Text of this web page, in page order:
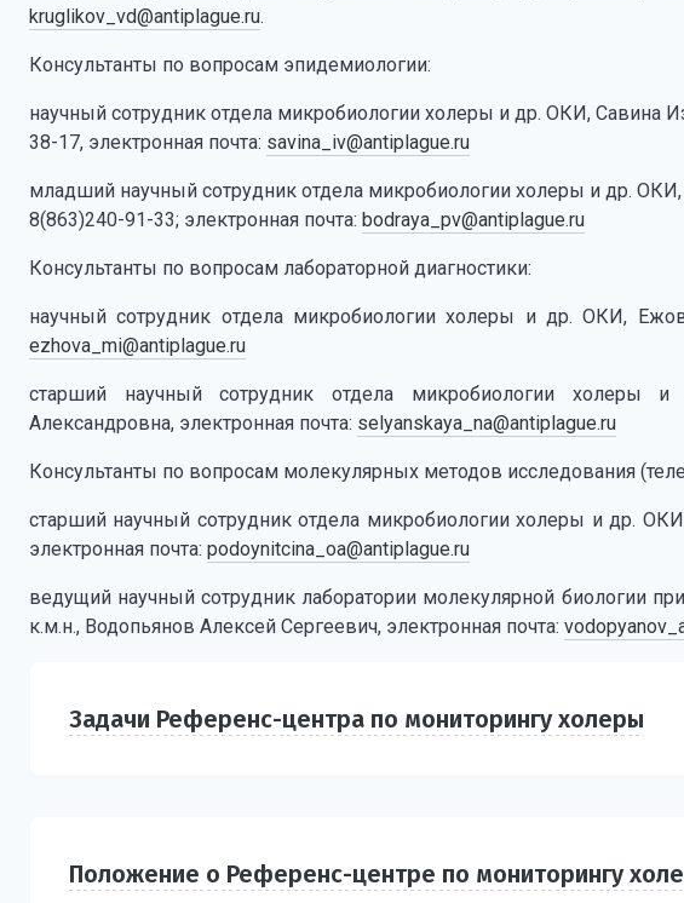
kruglikov_vd@antiplague.ru.
Консультанты по вопросам эпидемиологии:
научный сотрудник отдела микробиологии холеры и др. ОКИ, Савина
38-17, электронная почта: savina_iv@antiplague.ru
младший научный сотрудник отдела микробиологии холеры и др.
8(863)240-91-33; электронная почта: bodraya_pv@antiplague.ru
Консультанты по вопросам лабораторной диагностики:
научный сотрудник отдела микробиологии холеры и др. ОКИ,
ezhova_mi@antiplague.ru
старший научный сотрудник отдела микробиологии холеры
Александровна, электронная почта: selyanskaya_na@antiplague.ru
Консультанты по вопросам молекулярных методов исследования
старший научный сотрудник отдела микробиологии холеры и др.
электронная почта: podoynitcina_oa@antiplague.ru
ведущий научный сотрудник лаборатории молекулярной биологии
к.м.н., Водопьянов Алексей Сергеевич, электронная почта:
Задачи Референс-центра по мониторингу холеры
Положение о Референс-центре по мониторингу